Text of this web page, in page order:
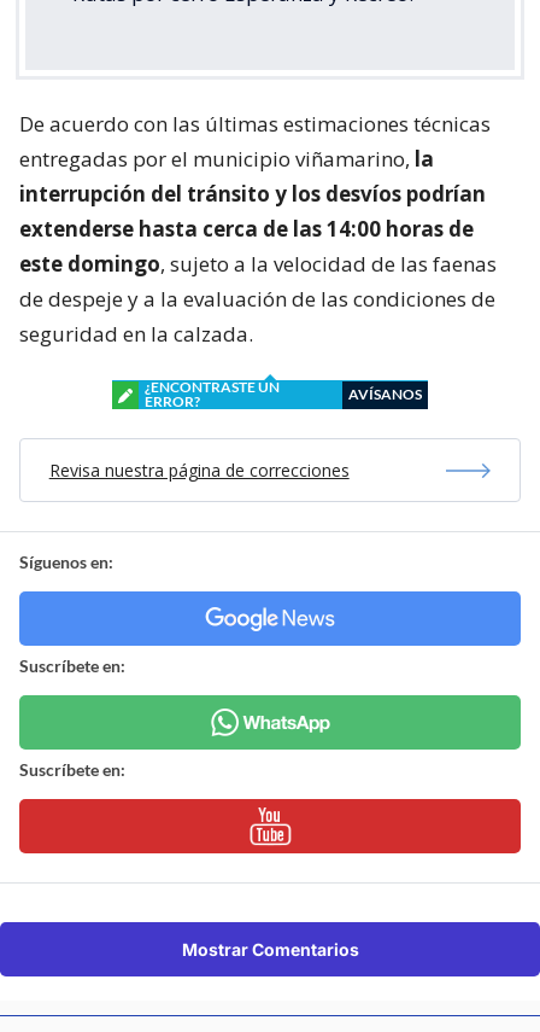
De acuerdo con las últimas estimaciones técnicas
entregadas por el municipio viñamarino, la
interrupción del tránsito y los desvíos podrían
extenderse hasta cerca de las 14:00 horas de
este domingo, sujeto a la velocidad de las faenas
de despeje y a la evaluación de las condiciones de
seguridad en la calzada.
¿ENCONTRASTE UN
ERROR?
AVÍSANOS
Revisa nuestra página de correcciones
Síguenos en:
Suscríbete en:
Suscríbete en:
Mostrar Comentarios